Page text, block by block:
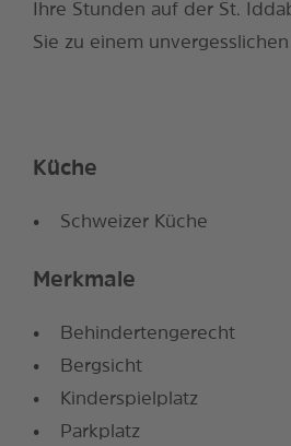
Ihre Stunden auf der St.
Sie zu einem unvergesslichen
Küche
Schweizer Küche
Merkmale
Behindertengerecht
Bergsicht
Kinderspielplatz
Parkplatz